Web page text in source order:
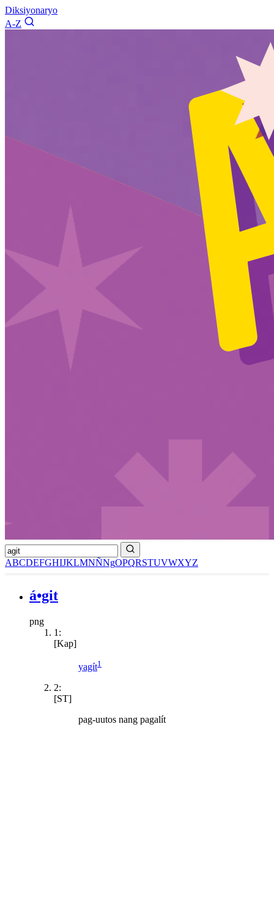
Diksiyonaryo
A-Z
ABCDEFGHIJKLMNÑNgOPQRSTUVWXYZ
á•git
png
1:
[Kap]
yagít1
2:
[ST]
pag-uutos nang pagalít